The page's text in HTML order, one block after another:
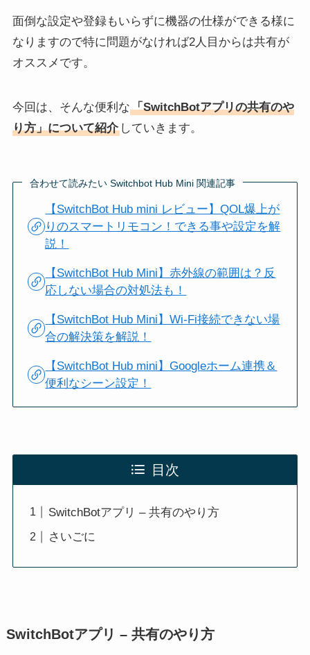
面倒な設定や登録もいらずに機器の仕様ができる様に
なりますので特に問題がなければ2人目からは共有が
オススメです。
今回は、そんな便利な「SwitchBotアプリの共有のや
り方」について紹介していきます。
合わせて読みたい Switchbot Hub Mini 関連記事
【SwitchBot Hub mini レビュー】QOL爆上が
りのスマートリモコン！できる事や設定を解
説！
【SwitchBot Hub Mini】赤外線の範囲は？反
応しない場合の対処法も！
【SwitchBot Hub Mini】Wi-Fi接続できない場
合の解決策を解説！
【SwitchBot Hub mini】Googleホーム連携＆
便利なシーン設定！
目次
SwitchBotアプリ – 共有のやり方
さいごに
SwitchBotアプリ – 共有のやり方